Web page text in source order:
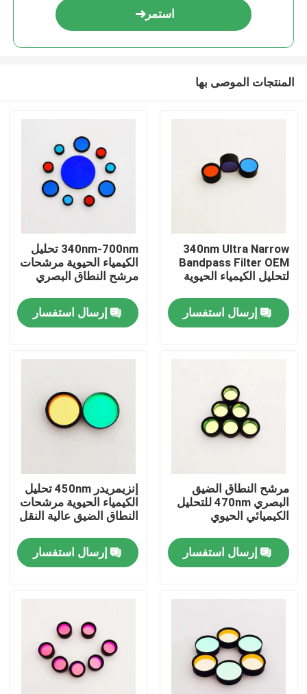
منزل
أشرطة فيديو
حول بنا
ضبط الجودة
اتصل بنا
مرشح النطاق البصري
فلتر الفلوريسانس
استمر
المنتجات الموصى بها
340nm Ultra Narrow
Bandpass Filter OEM
لتحليل الكيمياء الحيوية
إرسال استفسار
340nm-700nm تحليل
الكيمياء الحيوية مرشحات
مرشح النطاق البصري
إرسال استفسار
مرشح النطاق الضيق
البصري 470nm للتحليل
الكيميائي الحيوي
إرسال استفسار
إنزيمريدر 450nm تحليل
الكيمياء الحيوية مرشحات
النطاق الضيق عالية النقل
إرسال استفسار